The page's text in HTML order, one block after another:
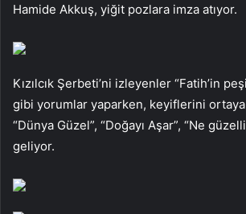
Hamide Akkuş, yiğit pozlara imza atıyor.
Kızılcık Şerbeti’ni izleyenler “Fatih’in
gibi yorumlar yaparken, keyiflerini
“Dünya Güzel”, “Doğayı Aşar”, “Ne
geliyor.